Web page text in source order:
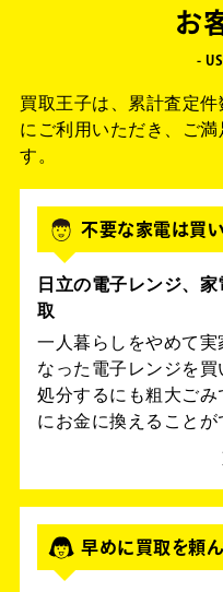
お
-
買取王子は、累計査定件
にご利用いただき、ご
す。
不要な家電は買い
日立の電子レンジ、
取
一人暮らしをやめて
なった電子レンジを買
処分するにも粗大ご
にお金に換えることが
早めに買取を頼